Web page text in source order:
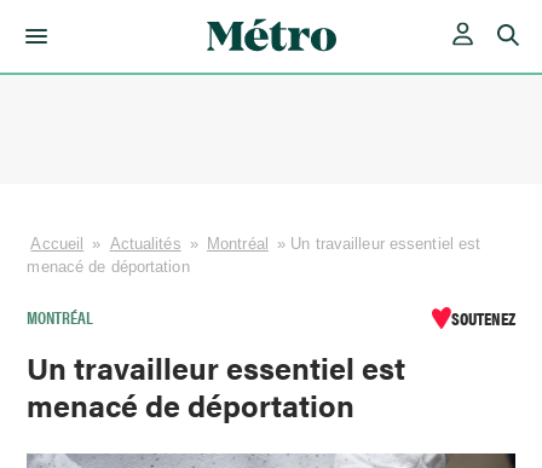
Accueil » Actualités » Montréal » Un travailleur essentiel est
menacé de déportation
MONTRÉAL SOUTENEZ
Un travailleur essentiel est
menacé de déportation